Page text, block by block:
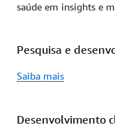
saúde em insights e
Pesquisa e
Saiba mais
Desenvolvimento